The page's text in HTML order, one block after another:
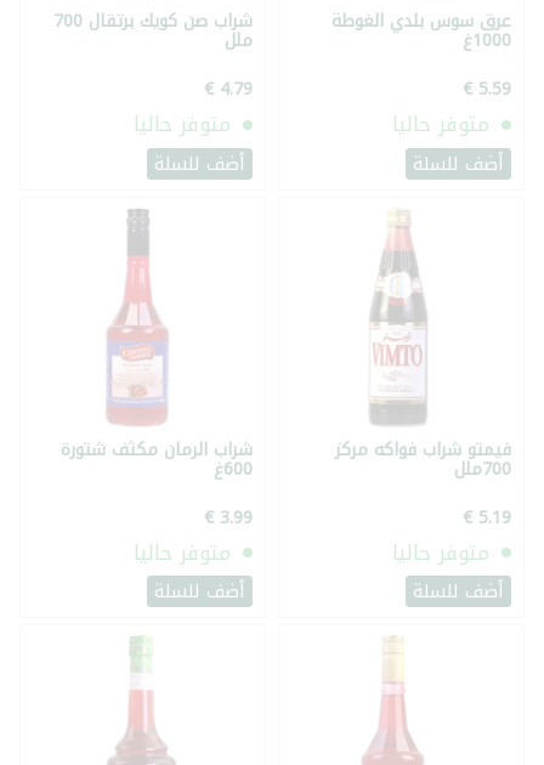
عرق سوس بلدي الغوطة
1000غ
متوفر حاليا
أضف للسلة
شراب صن كويك برتقال 700
ملل
متوفر حاليا
أضف للسلة
فيمتو شراب فواكه مركز
700ملل
متوفر حاليا
أضف للسلة
شراب الرمان مكثف شتورة
600غ
متوفر حاليا
أضف للسلة